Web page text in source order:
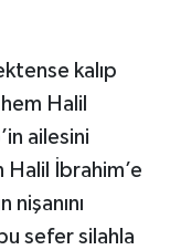
kalıp
Halil
ailesini
İbrahim’e
nişanını
sefer silahla